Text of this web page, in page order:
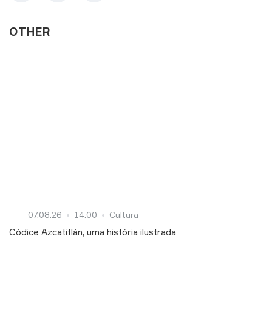
OTHER
07.08.26 14:00 Cultura
Códice Azcatitlán, uma história ilustrada